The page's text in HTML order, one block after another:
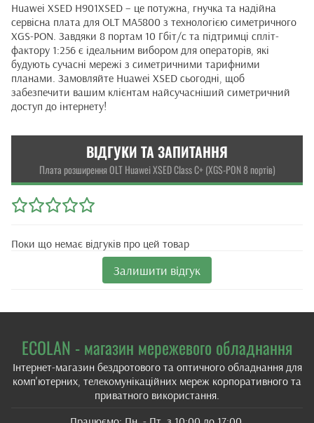
Huawei XSED H901XSED – це потужна, гнучка та надійна
сервісна плата для OLT MA5800 з технологією симетричного
XGS-PON. Завдяки 8 портам 10 Гбіт/с та підтримці спліт-
фактору 1:256 є ідеальним вибором для операторів, які
будують сучасні мережі з симетричними тарифними
планами. Замовляйте Huawei XSED сьогодні, щоб
забезпечити вашим клієнтам найсучасніший симетричний
доступ до інтернету!
ВІДГУКИ ТА ЗАПИТАННЯ
Плата розширення OLT Huawei XSED Class C+ (XGS-PON 8 портів)
Поки що немає відгуків про цей товар
Залишити відгук
ECOLAN - магазин мережевого обладнання
Інтернет-магазин бездротового та оптичного обладнання для
комп'ютерних, телекомунікаційних мереж корпоративного та
приватного використання.